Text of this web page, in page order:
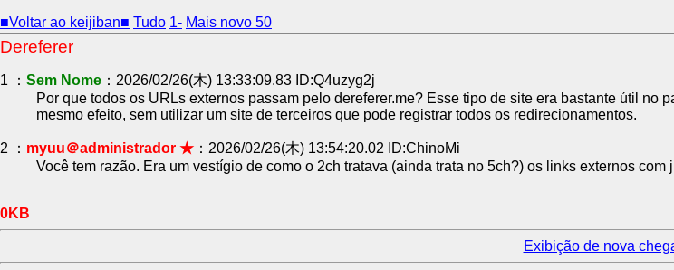
■Voltar ao keijiban■ Tudo 1- Mais novo 50
Dereferer
1 ： Sem Nome ：2026/02/26(木) 13:33:09.83 ID:Q4uzyg2j
Por que todos os URLs externos passam pelo dereferer.me? Esse tipo de site era bastante útil no
mesmo efeito, sem utilizar um site de terceiros que pode registrar todos os redirecionamentos.
2 ： myuu＠administrador ★ ：2026/02/26(木) 13:54:20.02 ID:ChinoMi
Você tem razão. Era um vestígio de como o 2ch tratava (ainda trata no 5ch?) os links externos
0KB
Exibição de nova